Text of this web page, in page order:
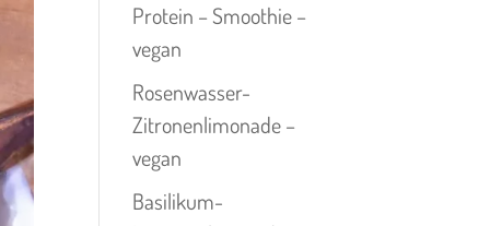
Protein – Smoothie –
vegan
Rosenwasser-
Zitronenlimonade –
vegan
Basilikum-